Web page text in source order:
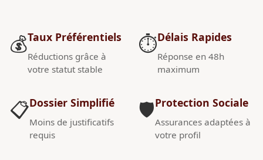
💰Taux Préférentiels
Réductions grâce à
votre statut stable
📋Dossier Simplifié
Moins de justificatifs
requis
⏱️Délais Rapides
Réponse en 48h
maximum
🛡️Protection Sociale
Assurances adaptées à
votre profil